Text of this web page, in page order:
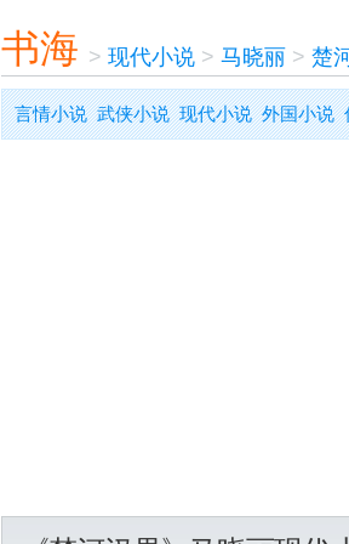
书海 > 现代小说> 马晓丽 > 楚
言情小说 武侠小说 现代小说 外国小说